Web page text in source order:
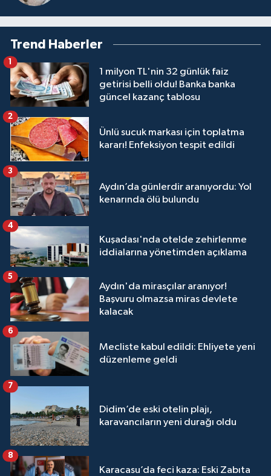
Trend Haberler
1 milyon TL'nin 32 günlük faiz
getirisi belli oldu! Banka banka
güncel kazanç tablosu
1
Ünlü sucuk markası için toplatma
kararı! Enfeksiyon tespit edildi
2
Aydın’da günlerdir aranıyordu: Yol
kenarında ölü bulundu
3
Kuşadası'nda otelde zehirlenme
iddialarına yönetimden açıklama
4
Aydın'da mirasçılar aranıyor!
Başvuru olmazsa miras devlete
kalacak
5
Mecliste kabul edildi: Ehliyete yeni
düzenleme geldi
6
Didim’de eski otelin plajı,
karavancıların yeni durağı oldu
7
Karacasu’da feci kaza: Eski Zabıta
8